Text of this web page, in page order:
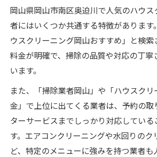
岡山県岡山市南区奥迫川で人気のハウ
者にはいくつか共通する特徴があります
ウスクリーニング岡山おすすめ」と検索
料金が明確で、掃除の品質や対応の丁寧
います。
また、「掃除業者岡山」や「ハウスク
金」で上位に出てくる業者は、予約の取
ターサービスまでしっかり対応している
す。エアコンクリーニングや水回りのク
ど、特定のメニューに強みを持つ業者も